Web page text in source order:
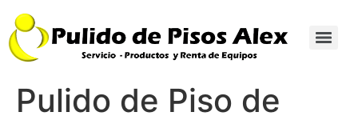
Pulido de Piso de